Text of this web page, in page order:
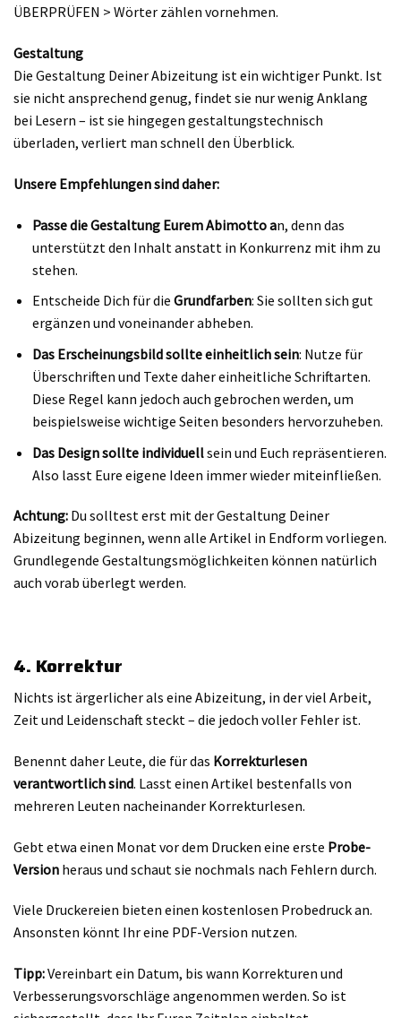
ÜBERPRÜFEN > Wörter zählen vornehmen.
Gestaltung
Die Gestaltung Deiner Abizeitung ist ein wichtiger Punkt. Ist
sie nicht ansprechend genug, findet sie nur wenig Anklang
bei Lesern – ist sie hingegen gestaltungstechnisch
überladen, verliert man schnell den Überblick.
Unsere Empfehlungen sind daher:
Passe die Gestaltung Eurem Abimotto an, denn das
unterstützt den Inhalt anstatt in Konkurrenz mit ihm zu
stehen.
Entscheide Dich für die Grundfarben: Sie sollten sich gut
ergänzen und voneinander abheben.
Das Erscheinungsbild sollte einheitlich sein: Nutze für
Überschriften und Texte daher einheitliche Schriftarten.
Diese Regel kann jedoch auch gebrochen werden, um
beispielsweise wichtige Seiten besonders hervorzuheben.
Das Design sollte individuellsein und Euch repräsentieren.
Also lasst Eure eigene Ideen immer wieder miteinfließen.
Achtung: Du solltest erst mit der Gestaltung Deiner
Abizeitung beginnen, wenn alle Artikel in Endform vorliegen.
Grundlegende Gestaltungsmöglichkeiten können natürlich
auch vorab überlegt werden.
4. Korrektur
Nichts ist ärgerlicher als eine Abizeitung, in der viel Arbeit,
Zeit und Leidenschaft steckt – die jedoch voller Fehler ist.
Benennt daher Leute, die für das Korrekturlesen
verantwortlich sind. Lasst einen Artikel bestenfalls von
mehreren Leuten nacheinander Korrekturlesen.
Gebt etwa einen Monat vor dem Drucken eine erste Probe-
Version heraus und schaut sie nochmals nach Fehlern durch.
Viele Druckereien bieten einen kostenlosen Probedruck an.
Ansonsten könnt Ihr eine PDF-Version nutzen.
Tipp:Vereinbart ein Datum, bis wann Korrekturen und
Verbesserungsvorschläge angenommen werden. So ist